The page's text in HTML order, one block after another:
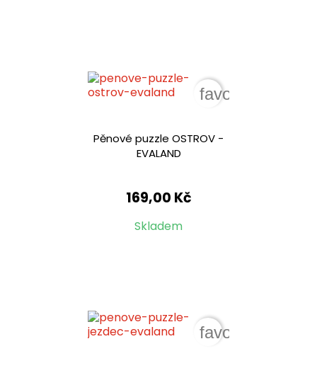
Pěnové puzzle OSTROV -
EVALAND
169,00 Kč
Skladem
favorite_border
favorite_border